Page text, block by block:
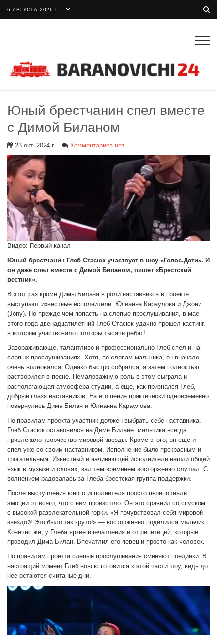
6 АВГУСТА 2026 Г.
Юный брестчанин спел вместе
с Димой Биланом
23 окт. 2024 г. Комментариев нет
Видео: Первый канал
Юный брестчанин Глеб Стасюк участвует в шоу «Голос.Дети». И
он даже спел вместе с Димой Биланом, пишет «Брестский
вестник».
В этот раз кроме Димы Билана в роли наставников в проекте
выступают известные исполнители: Юлианна Караулова и Джони
(Jony). Но прежде чем попасть на слепые прослушивания, в мае
этого года двенадцатилетний Глеб Стасюк удачно прошел кастинг,
в котором участвовало полторы тысячи ребят!
Завораживающе, талантливо и профессионально Глеб спел и на
слепых прослушиваниях. Хотя, по словам мальчика, он вначале
очень волновался. Однако быстро собрался, а затем полностью
растворился в песне. Немаловажную роль в этом сыграла и
располагающая атмосфера студии, а еще, как признался Глеб,
добрые глаза наставников. На его пение практически одновременно
повернулись Дима Билан и Юлианна Караулова.
По правилам проекта участник должен выбрать себе наставника.
Глеб Стасюк остановился на Диме Билане: мальчика всегда
привлекало творчество мировой звезды. Кроме этого, он еще и
спел уже со своим наставником. Исполнение было прекрасным и
трогательным. Известный и начинающий исполнители нашли общий
язык в музыке и словах, зал тем временем восторженно слушал. С
волнением радовалась за Глеба брестская группа поддержки.
После выступления юного исполнителя просто переполняли
эмоции от всего, что с ним произошло. Он это сравнил со спуском
с высокой развлекательной горки. «Я почувствовал себя мировой
звездой! Это было так круто!» — восторженно поделился мальчик.
Конечно же, у Глеба яркие впечатления и от репетиций, которые
проводил Дима Билан. Впечатлил его певец и просто как человек.
По правилам проекта слепые прослушивания сменяют поединки. В
настоящий момент Глеб вовсю готовится к этой части шоу, ведь до
нее остаются считаные дни.